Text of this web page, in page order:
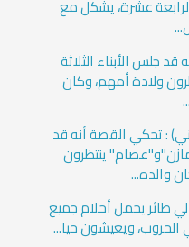
عشرة، يشكل مع
جلس الأبناء الثلاثة
ولادة أمهم، وكان
: تحكي القصة أنه قد
ينتظرون
والده...
طائر يحمل أحلام جميع
الحروب، ويعيشون حيا...